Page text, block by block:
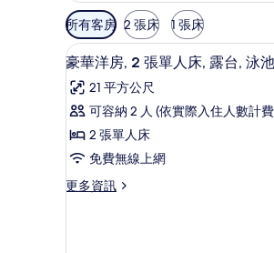
可
用
的
客
房
篩
選
條
件
所有客房 2 張床 1 張床
顯
示
豪
華
洋
2
5
豪華洋房, 2 張單人床, 露台, 泳
21 平方公尺
可容納 2 人 (依實際入住人數計
2 張單人床
免費無線上網
更多資訊
更